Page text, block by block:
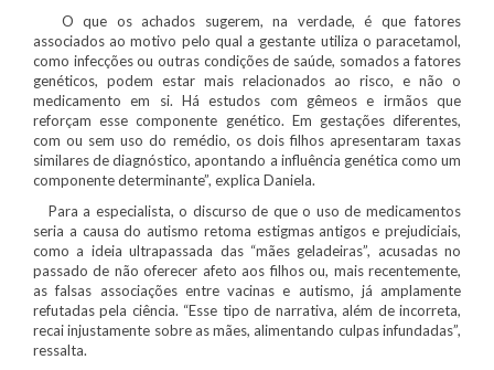
O que os achados sugerem, na verdade, é que fatores
associados ao motivo pelo qual a gestante utiliza o paracetamol,
como infecções ou outras condições de saúde, somados a fatores
genéticos, podem estar mais relacionados ao risco, e não o
medicamento em si. Há estudos com gêmeos e irmãos que
reforçam esse componente genético. Em gestações diferentes,
com ou sem uso do remédio, os dois filhos apresentaram taxas
similares de diagnóstico, apontando a influência genética como um
componente determinante”, explica Daniela.
Para a especialista, o discurso de que o uso de medicamentos
seria a causa do autismo retoma estigmas antigos e prejudiciais,
como a ideia ultrapassada das “mães geladeiras”, acusadas no
passado de não oferecer afeto aos filhos ou, mais recentemente,
as falsas associações entre vacinas e autismo, já amplamente
refutadas pela ciência. “Esse tipo de narrativa, além de incorreta,
recai injustamente sobre as mães, alimentando culpas infundadas”,
ressalta.